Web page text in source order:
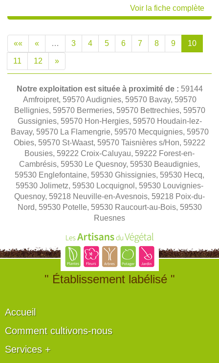
Voir la fiche complète
«« « … 3 4 5 6 7 8 9 10
11 12 »
Notre exploitation est située à proximité de : 59144
Amfroipret, 59570 Audignies, 59570 Bavay, 59570
Bellignies, 59570 Bermeries, 59570 Bettrechies, 59570
Gussignies, 59570 Hon-Hergies, 59570 Houdain-lez-
Bavay, 59570 La Flamengrie, 59570 Mecquignies, 59570
Obies, 59570 St-Waast, 59570 Taisnières s/Hon, 59222
Bousies, 59222 Croix-Caluyau, 59222 Forest-en-
Cambrésis, 59530 Le Quesnoy, 59530 Beaudignies,
59530 Englefontaine, 59530 Ghissignies, 59530 Hecq,
59530 Jolimetz, 59530 Locquignol, 59530 Louvignies-
Quesnoy, 59218 Neuville-en-Avesnois, 59218 Poix-du-
Nord, 59530 Potelle, 59530 Raucourt-au-Bois, 59530
Ruesnes
" Établissement labélisé "
Accueil
Comment cultivons-nous
Services +